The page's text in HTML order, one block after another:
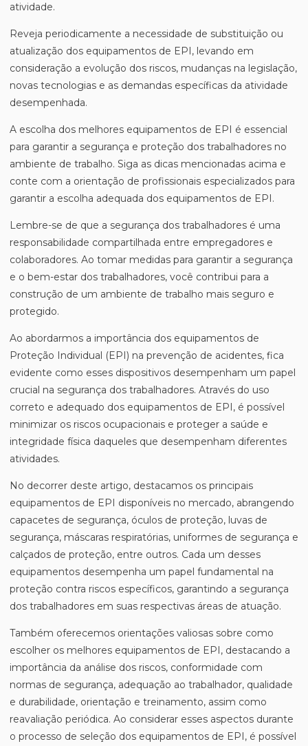
atividade.
Reveja periodicamente a necessidade de substituição ou
atualização dos equipamentos de EPI, levando em
consideração a evolução dos riscos, mudanças na legislação,
novas tecnologias e as demandas específicas da atividade
desempenhada.
A escolha dos melhores equipamentos de EPI é essencial
para garantir a segurança e proteção dos trabalhadores no
ambiente de trabalho. Siga as dicas mencionadas acima e
conte com a orientação de profissionais especializados para
garantir a escolha adequada dos equipamentos de EPI.
Lembre-se de que a segurança dos trabalhadores é uma
responsabilidade compartilhada entre empregadores e
colaboradores. Ao tomar medidas para garantir a segurança
e o bem-estar dos trabalhadores, você contribui para a
construção de um ambiente de trabalho mais seguro e
protegido.
Ao abordarmos a importância dos equipamentos de
Proteção Individual (EPI) na prevenção de acidentes, fica
evidente como esses dispositivos desempenham um papel
crucial na segurança dos trabalhadores. Através do uso
correto e adequado dos equipamentos de EPI, é possível
minimizar os riscos ocupacionais e proteger a saúde e
integridade física daqueles que desempenham diferentes
atividades.
No decorrer deste artigo, destacamos os principais
equipamentos de EPI disponíveis no mercado, abrangendo
capacetes de segurança, óculos de proteção, luvas de
segurança, máscaras respiratórias, uniformes de segurança e
calçados de proteção, entre outros. Cada um desses
equipamentos desempenha um papel fundamental na
proteção contra riscos específicos, garantindo a segurança
dos trabalhadores em suas respectivas áreas de atuação.
Também oferecemos orientações valiosas sobre como
escolher os melhores equipamentos de EPI, destacando a
importância da análise dos riscos, conformidade com
normas de segurança, adequação ao trabalhador, qualidade
e durabilidade, orientação e treinamento, assim como
reavaliação periódica. Ao considerar esses aspectos durante
o processo de seleção dos equipamentos de EPI, é possível